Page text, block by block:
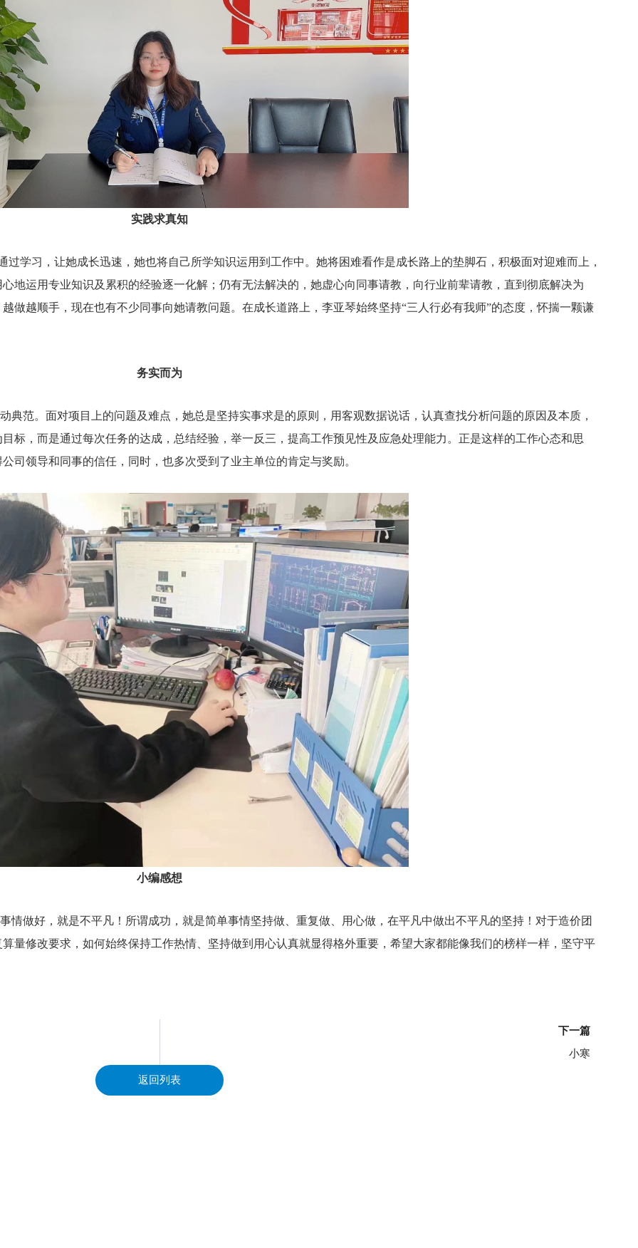
实践求真知
习，让她成长迅速，她也将自己所学知识运用到工作中。她将困难看作是成长路上的垫脚石，积极面对迎难而上，
地运用专业知识及累积的经验逐一化解；仍有无法解决的，她虚心向同事请教，向行业前辈请教，直到彻底解决为
做越顺手，现在也有不少同事向她请教问题。在成长道路上，李亚琴始终坚持“三人行必有我师”的态度，怀揣一颗谦
务实而为
。面对项目上的问题及难点，她总是坚持实事求是的原则，用客观数据说话，认真查找分析问题的原因及本质，
标，而是通过每次任务的达成，总结经验，举一反三，提高工作预见性及应急处理能力。正是这样的工作心态和思
司领导和同事的信任，同时，也多次受到了业主单位的肯定与奖励。
小编感想
好，就是不平凡！所谓成功，就是简单事情坚持做、重复做、用心做，在平凡中做出不平凡的坚持！对于造价团
量修改要求，如何始终保持工作热情、坚持做到用心认真就显得格外重要，希望大家都能像我们的榜样一样，坚守平
下一篇
小寒
返回列表